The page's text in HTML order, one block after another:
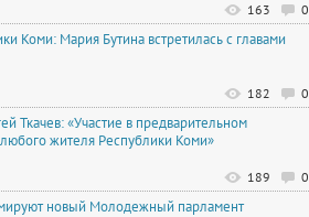
0
163
Коми: Мария Бутина встретилась с главами
0
182
Ткачев: «Участие в предварительном
жителя Республики Коми»
0
189
новый Молодежный парламент